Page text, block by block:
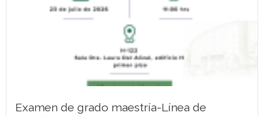
Examen de grado maestría-Línea de